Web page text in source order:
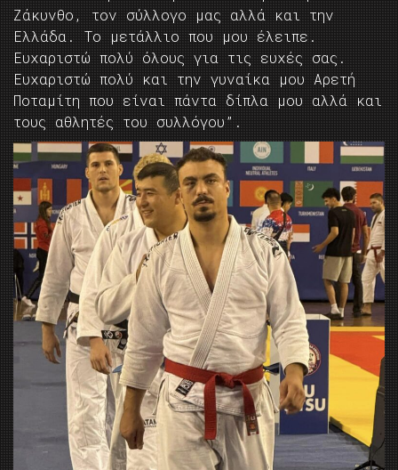
Ζάκυνθο, τον σύλλογο μας αλλά και την
Ελλάδα. Το μετάλλιο που μου έλειπε.
Ευχαριστώ πολύ όλους για τις ευχές σας.
Ευχαριστώ πολύ και την γυναίκα μου Αρετή
Ποταμίτη που είναι πάντα δίπλα μου αλλά και
τους αθλητές του συλλόγου”.